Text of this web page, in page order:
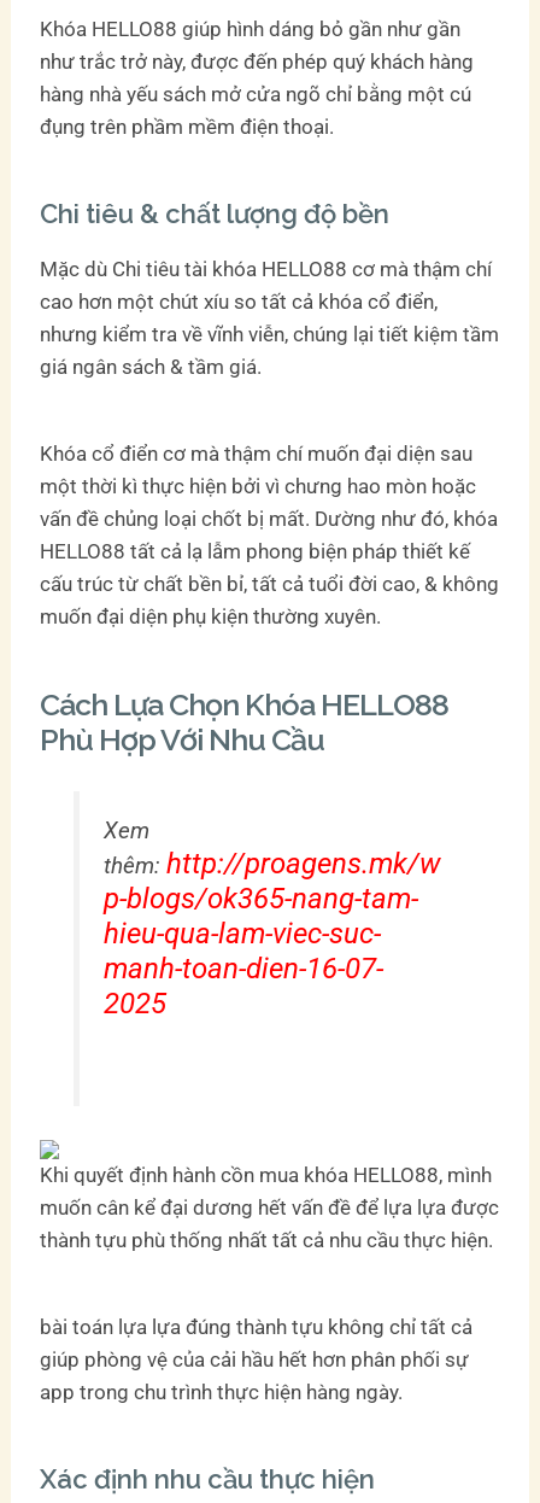
Khóa HELLO88 giúp hình dáng bỏ gần như gần
như trắc trở này, được đến phép quý khách hàng
hàng nhà yếu sách mở cửa ngõ chỉ bằng một cú
đụng trên phầm mềm điện thoại.
Chi tiêu & chất lượng độ bền
Mặc dù Chi tiêu tài khóa HELLO88 cơ mà thậm chí
cao hơn một chút xíu so tất cả khóa cổ điển,
nhưng kiểm tra về vĩnh viễn, chúng lại tiết kiệm tầm
giá ngân sách & tầm giá.
Khóa cổ điển cơ mà thậm chí muốn đại diện sau
một thời kì thực hiện bởi vì chưng hao mòn hoặc
vấn đề chủng loại chốt bị mất. Dường như đó, khóa
HELLO88 tất cả lạ lẫm phong biện pháp thiết kế
cấu trúc từ chất bền bỉ, tất cả tuổi đời cao, & không
muốn đại diện phụ kiện thường xuyên.
Cách Lựa Chọn Khóa HELLO88
Phù Hợp Với Nhu Cầu
Xem
thêm:http://proagens.mk/w
p-blogs/ok365-nang-tam-
hieu-qua-lam-viec-suc-
manh-toan-dien-16-07-
2025
Khi quyết định hành cồn mua khóa HELLO88, mình
muốn cân kể đại dương hết vấn đề để lựa lựa được
thành tựu phù thống nhất tất cả nhu cầu thực hiện.
bài toán lựa lựa đúng thành tựu không chỉ tất cả
giúp phòng vệ của cải hầu hết hơn phân phối sự
app trong chu trình thực hiện hàng ngày.
Xác định nhu cầu thực hiện